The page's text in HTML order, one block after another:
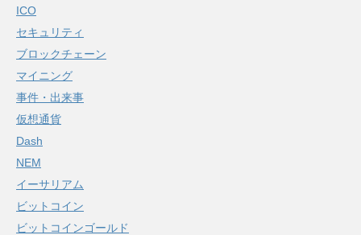
ICO
セキュリティ
ブロックチェーン
マイニング
事件・出来事
仮想通貨
Dash
NEM
イーサリアム
ビットコイン
ビットコインゴールド